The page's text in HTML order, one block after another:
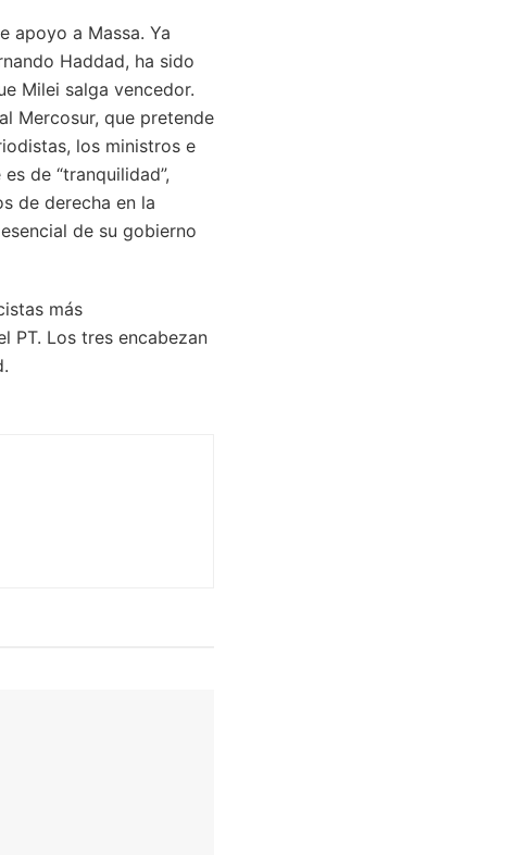
apoyo a Massa. Ya
Haddad, ha sido
Milei salga vencedor.
Mercosur, que pretende
los ministros e
de “tranquilidad”,
de derecha en la
de su gobierno
más
PT. Los tres encabezan